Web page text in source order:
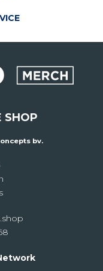
SHOP
bv.